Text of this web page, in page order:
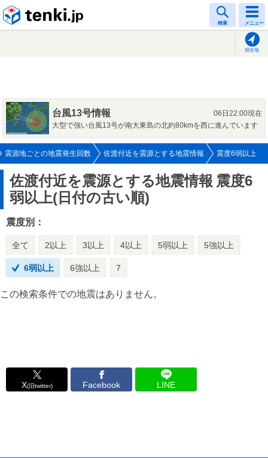
検索 メニュー
現在地
台風13号情報
06日22:00現在
大型で強い台風13号が南大東島の北約80kmを西に進んでいます
震源地ごとの地震発生回数 佐渡付近を震源とする地震情報 震度6弱以上
佐渡付近を震源とする地震情報 震度6
弱以上(日付の古い順)
震度別：
全て 2以上 3以上 4以上 5弱以上 5強以上
6弱以上 6強以上 7
この検索条件での地震はありません。
X(旧twitter) Facebook LINE